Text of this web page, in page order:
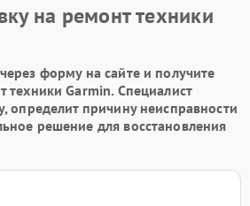
на ремонт техники
форму на сайте и получите
техники Garmin. Специалист
определит причину неисправности
решение для восстановления